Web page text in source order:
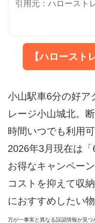
引用元：ハロースト
【ハロース
小山駅車6分の好ア
レージ小山城北。
時間いつでも利用
2026年3月現在は
お得なキャンペー
コストを抑えて収
におすすめしたい物
万が一事実と異なる誤認情報が見つ